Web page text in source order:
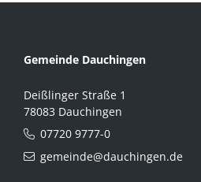
Gemeinde Dauchingen
Deißlinger Straße 1
78083 Dauchingen
07720 9777-0
gemeinde@dauchingen.de